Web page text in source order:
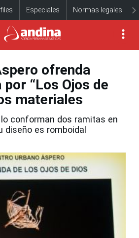
Especiales Normas legales
ofrenda
“Los Ojos de
materiales
conforman dos ramitas en
diseño es romboidal